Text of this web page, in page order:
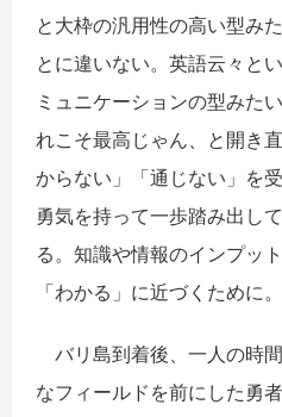
と大枠の汎用性の高い型み
とに違いない。英語云々と
ミュニケーションの型みた
れこそ最高じゃん、と開き
からない」「通じない」を
勇気を持って一歩踏み出し
る。知識や情報のインプッ
「わかる」に近づくために。
バリ島到着後、一人の時
なフィールドを前にした勇